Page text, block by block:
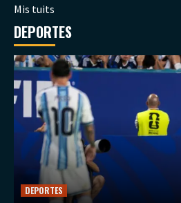
Mis tuits
DEPORTES
DEPORTES